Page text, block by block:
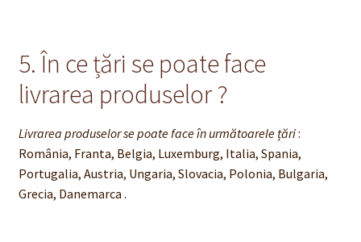
5. În ce țări se poate face
livrarea produselor ?
Livrarea produselor se poate face în următoarele țări:
România, Franta, Belgia, Luxemburg, Italia, Spania,
Portugalia, Austria, Ungaria, Slovacia, Polonia, Bulgaria,
Grecia, Danemarca .